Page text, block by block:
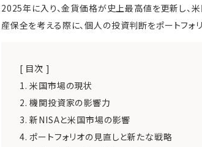
2025年に入り、金貨価格が史上最高値を更新し、
産保全を考える際に、個人の投資判断をポートフォ
[ 目次 ]
1. 米国市場の現状
2. 機関投資家の影響力
3. 新NISAと米国市場の影響
4. ポートフォリオの見直しと新たな戦略